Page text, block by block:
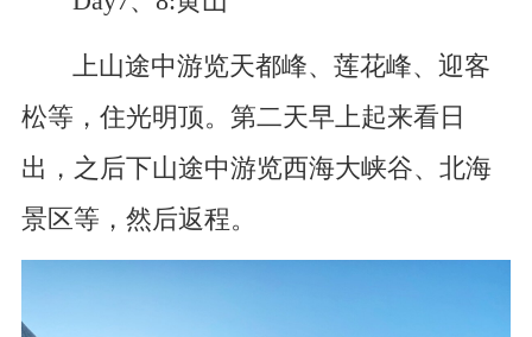
上山途中游览天都峰、莲花峰、迎客
松等，住光明顶。第二天早上起来看日
出，之后下山途中游览西海大峡谷、北海
景区等，然后返程。